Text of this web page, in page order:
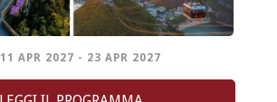
11 APR 2027 - 23 APR 2027